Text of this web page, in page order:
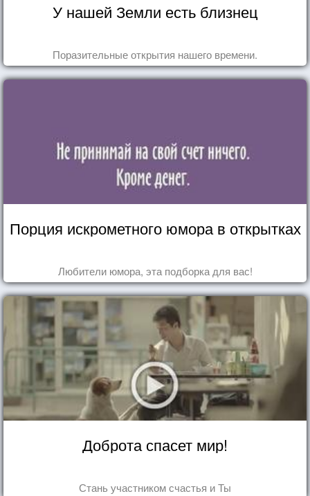
У нашей Земли есть близнец
Поразительные открытия нашего времени.
Порция искрометного юмора в открытках
Любители юмора, эта подборка для вас!
Доброта спасет мир!
Стань участником счастья и Ты